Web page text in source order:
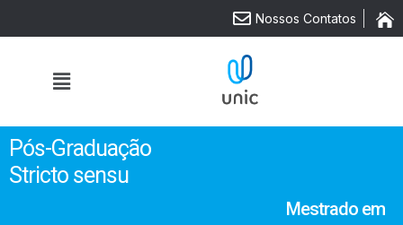
Nossos Contatos
Pós-Graduação
Stricto sensu
Mestrado em